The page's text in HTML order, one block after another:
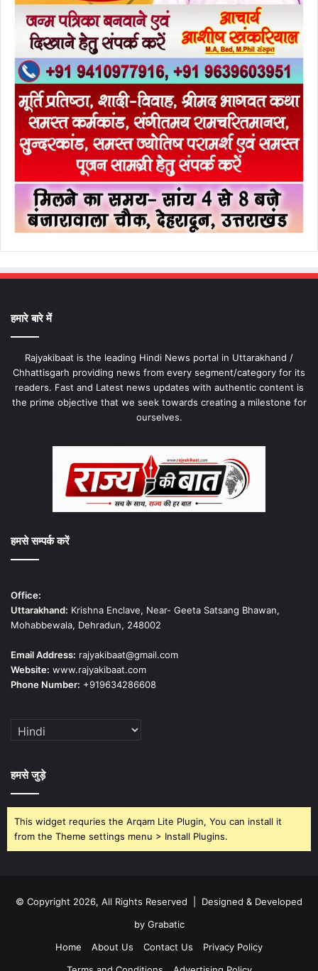
हमारे बारे में
Rajyakibaat is the leading Hindi News portal in Uttarakhand /
Chhattisgarh providing news from every segment/category for its
readers. Fast and Latest news updates with authentic content is
the prime objective that we seek towards creating a milestone for
ourselves.
हमसे सम्पर्क करें
Office:
Uttarakhand: Krishna Enclave, Near- Geeta Satsang Bhawan,
Mohabbewala, Dehradun, 248002
Email Address: rajyakibaat@gmail.com
Website: www.rajyakibaat.com
Phone Number: +919634286608
हमसे जुड़े
This widget requries the Arqam Lite Plugin, You can install it
from the Theme settings menu > Install Plugins.
© Copyright 2026, All Rights Reserved | Designed & Developed
by Grabatic
Home
About Us Contact Us
Privacy Policy